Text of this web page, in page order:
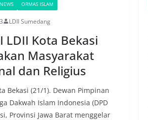
NEWS ORMAS ISLAM
LDII Sumedang
LDII Kota Bekasi
Masyarakat
dan Religius
Bekasi (21/1). Dewan Pimpinan
Dakwah Islam Indonesia (DPD
Provinsi Jawa Barat menggelar